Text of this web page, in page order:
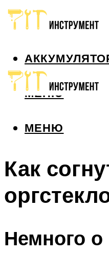
МЕНЮ
МЕНЮ
Как
Немного о